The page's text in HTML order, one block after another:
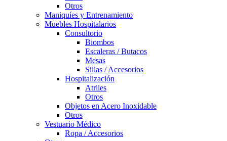
Otros
Maniquíes y Entrenamiento
Muebles Hospitalarios
Consultorio
Biombos
Escaleras / Butacos
Mesas
Sillas / Accesorios
Hospitalización
Atriles
Otros
Objetos en Acero Inoxidable
Otros
Vestuario Médico
Ropa / Accesorios